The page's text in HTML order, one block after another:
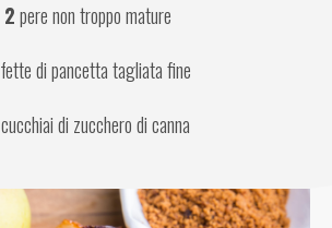
2 pere non troppo mature
fette di pancetta tagliata fine
cucchiai di zucchero di canna